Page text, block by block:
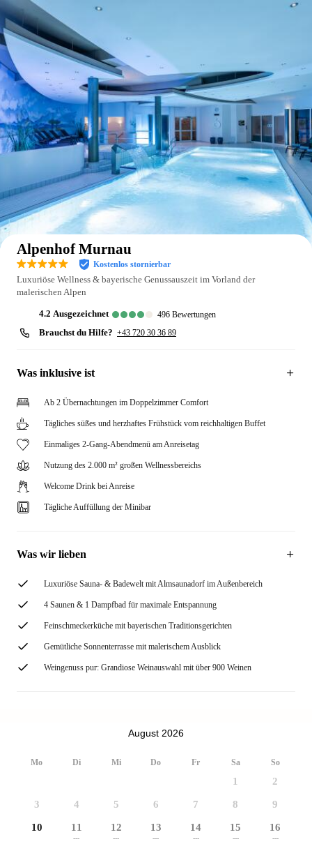
Auf der Karte anzeigen
Alpenhof Murnau
Kostenlos stornierbar
Luxuriöse Wellness & bayerische Genussauszeit im Vorland der
malerischen Alpen
4.2 ausgezeichnet 496 Bewertungen
Brauchst du Hilfe? +43 720 30 36 89
Was inklusive ist
Ab 2 Übernachtungen im Doppelzimmer Comfort
Tägliches süßes und herzhaftes Frühstück vom reichhaltigen Buffet
Einmaliges 2-Gang-Abendmenü am Anreisetag
Nutzung des 2.000 m² großen Wellnessbereichs
Welcome Drink bei Anreise
Tägliche Auffüllung der Minibar
Was wir lieben
Luxuriöse Sauna- & Badewelt mit Almsaunadorf im Außenbereich
4 Saunen & 1 Dampfbad für maximale Entspannung
Feinschmeckerküche mit bayerischen Traditionsgerichten
Gemütliche Sonnenterrasse mit malerischem Ausblick
Weingenuss pur: Grandiose Weinauswahl mit über 900 Weinen
August 2026
Mo Di Mi Do Fr Sa So
1 2
3 4 5 6 7 8 9
10 11
---
12
---
13
---
14
---
15
---
16
---